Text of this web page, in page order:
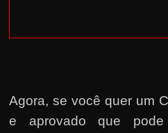
Agora, se você quer um
e aprovado que